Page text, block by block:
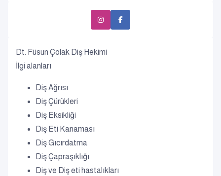
Dt. Füsun Çolak Diş Hekimi
İlgi alanları
Diş Ağrısı
Diş Çürükleri
Diş Eksikliği
Diş Eti Kanaması
Diş Gıcırdatma
Diş Çapraşıklığı
Diş ve Diş eti hastalıkları